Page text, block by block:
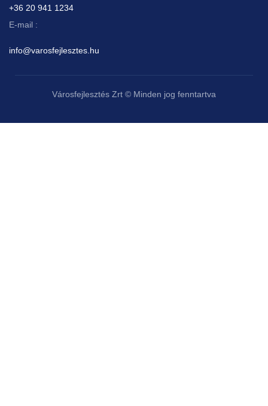
+36 20 941 1234
E-mail :
info@varosfejlesztes.hu
Városfejlesztés Zrt © Minden jog fenntartva